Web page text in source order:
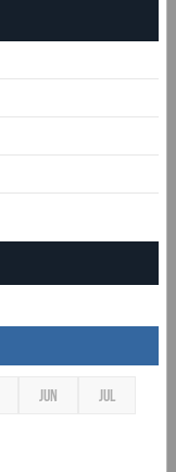
JUN JUL